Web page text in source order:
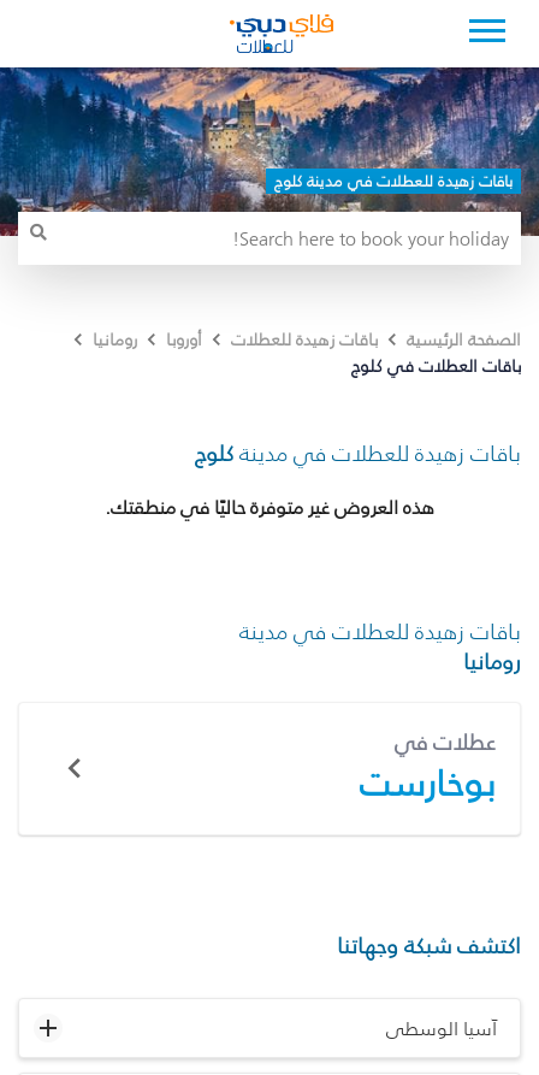
باقات زهيدة للعطلات في مدينة كلوج
الصفحة الرئيسية باقات زهيدة للعطلات أوروبا
رومانيا
باقات العطلات في كلوج
باقات زهيدة للعطلات في مدينةكلوج
هذه العروض غير متوفرة حاليًا في منطقتك.
باقات زهيدة للعطلات في مدينة
رومانيا
عطلات في
بوخارست
اكتشف شبكة وجهاتنا
آسيا الوسطى